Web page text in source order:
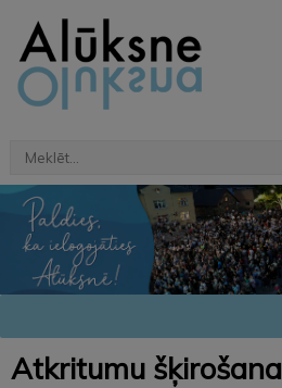
Atkritumu šķirošana